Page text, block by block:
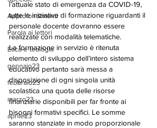
Approfondimenti
Parola ai lettori
Etica e teologia
gennaio23
febbraio23
marzo23
aprile23
l’attuale stato di emergenza da COVID-19,
tutte le iniziative di formazione riguardanti il
personale docente dovranno essere
realizzate con modalità telematiche.
La formazione in servizio è ritenuta
elemento di sviluppo dell’intero sistema
educativo pertanto sarà messa a
disposizione di ogni singola unità
scolastica una quota delle risorse
finanziarie disponibili per far fronte ai
bisogni formativi specifici. Le somme
saranno stanziate in modo proporzionale